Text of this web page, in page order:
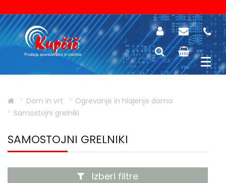
Dom in vrt
Ogrevanje in hlajenje doma
Samostojni grelniki
SAMOSTOJNI GRELNIKI
Izberi filtre